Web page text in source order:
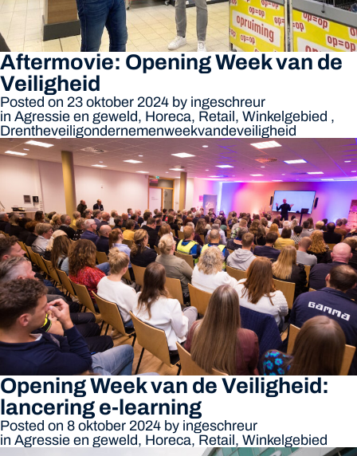
Aftermovie: Opening Week van de
Veiligheid
Posted on 23 oktober 2024 by ingeschreur
in Agressie en geweld, Horeca, Retail, Winkelgebied ,
Drentheveiligondernemenweekvandeveiligheid
Opening Week van de Veiligheid:
lancering e-learning
Posted on 8 oktober 2024 by ingeschreur
in Agressie en geweld, Horeca, Retail , Winkelgebied